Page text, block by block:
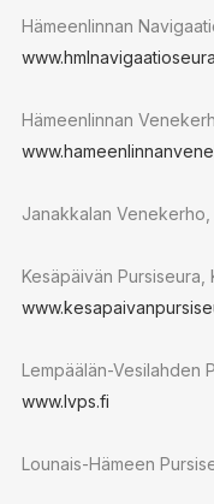
Hämeenlinnan
Hämeenlinnan
Janakkalan
Kesäpäivän Pursiseura,
Lempäälän-Vesilahden
www.lvps.fi
Lounais-Hämeen